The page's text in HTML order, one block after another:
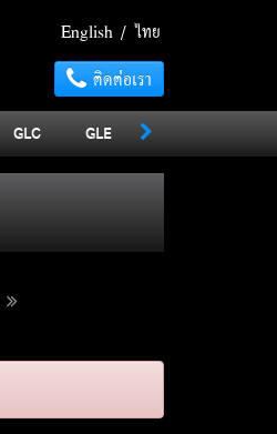
English / ไทย
ติดต่อเรา
GLC GLE